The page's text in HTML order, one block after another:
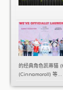
的经典角色凯蒂猫
(Cinnamoroll) 等...